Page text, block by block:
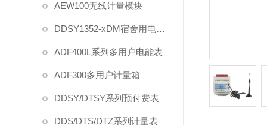
AEW100无线计量模块
DDSY1352-xDM宿舍用电管理
ADF400L系列多用户电能表
ADF300多用户计量箱
DDSY/DTSY系列预付费表
DDS/DTS/DTZ系列计量表